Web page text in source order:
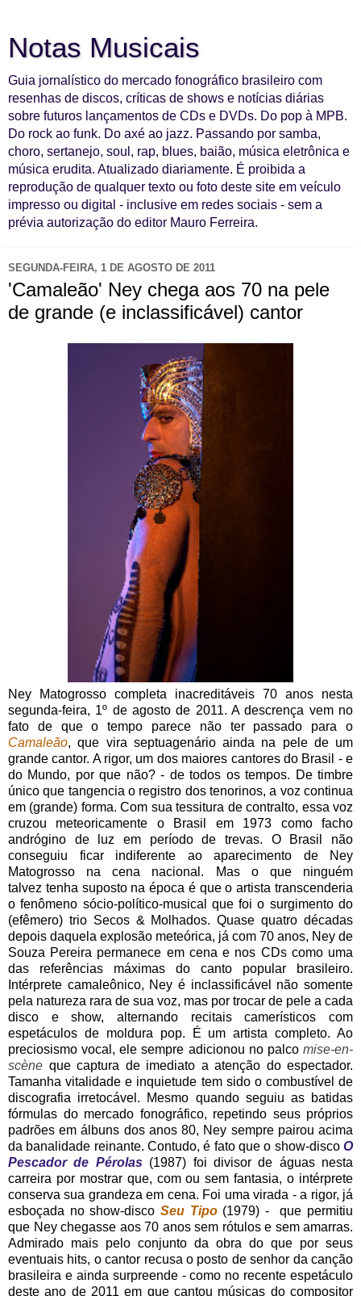
Notas Musicais
Guia jornalístico do mercado fonográfico brasileiro com
resenhas de discos, críticas de shows e notícias diárias
sobre futuros lançamentos de CDs e DVDs. Do pop à MPB.
Do rock ao funk. Do axé ao jazz. Passando por samba,
choro, sertanejo, soul, rap, blues, baião, música eletrônica e
música erudita. Atualizado diariamente. É proibida a
reprodução de qualquer texto ou foto deste site em veículo
impresso ou digital - inclusive em redes sociais - sem a
prévia autorização do editor Mauro Ferreira.
SEGUNDA-FEIRA, 1 DE AGOSTO DE 2011
'Camaleão' Ney chega aos 70 na pele
de grande (e inclassificável) cantor
Ney Matogrosso completa inacreditáveis 70 anos nesta
segunda-feira, 1º de agosto de 2011. A descrença vem no
fato de que o tempo parece não ter passado para o
Camaleão, que vira septuagenário ainda na pele de um
grande cantor. A rigor, um dos maiores cantores do Brasil - e
do Mundo, por que não? - de todos os tempos. De timbre
único que tangencia o registro dos tenorinos, a voz continua
em (grande) forma. Com sua tessitura de contralto, essa voz
cruzou meteoricamente o Brasil em 1973 como facho
andrógino de luz em período de trevas. O Brasil não
conseguiu ficar indiferente ao aparecimento de Ney
Matogrosso na cena nacional. Mas o que ninguém
talvez tenha suposto na época é que o artista transcenderia
o fenômeno sócio-político-musical que foi o surgimento do
(efêmero) trio Secos & Molhados. Quase quatro décadas
depois daquela explosão meteórica, já com 70 anos, Ney de
Souza Pereira permanece em cena e nos CDs como uma
das referências máximas do canto popular brasileiro.
Intérprete camaleônico, Ney é inclassificável não somente
pela natureza rara de sua voz, mas por trocar de pele a cada
disco e show, alternando recitais camerísticos com
espetáculos de moldura pop. É um artista completo. Ao
preciosismo vocal, ele sempre adicionou no palco mise-en-
scène que captura de imediato a atenção do espectador.
Tamanha vitalidade e inquietude tem sido o combustível de
discografia irretocável. Mesmo quando seguiu as batidas
fórmulas do mercado fonográfico, repetindo seus próprios
padrões em álbuns dos anos 80, Ney sempre pairou acima
da banalidade reinante. Contudo, é fato que o show-disco O
Pescador de Pérolas(1987) foi divisor de águas nesta
carreira por mostrar que, com ou sem fantasia, o intérprete
conserva sua grandeza em cena. Foi uma virada - a rigor, já
esboçada no show-disco Seu Tipo(1979) - que permitiu
que Ney chegasse aos 70 anos sem rótulos e sem amarras.
Admirado mais pelo conjunto da obra do que por seus
eventuais hits, o cantor recusa o posto de senhor da canção
brasileira e ainda surpreende - como no recente espetáculo
deste ano de 2011 em que cantou músicas do compositor